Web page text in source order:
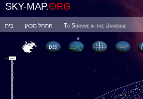
SKY-MAP.ORG
בית התחל מכאן To Survive in the Universe